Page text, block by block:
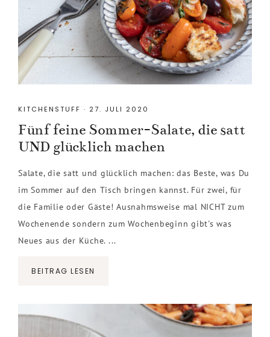
KITCHENSTUFF · 27. JULI 2020
Fünf feine Sommer-Salate, die satt
UND glücklich machen
Salate, die satt und glücklich machen: das Beste, was Du
im Sommer auf den Tisch bringen kannst. Für zwei, für
die Familie oder Gäste! Ausnahmsweise mal NICHT zum
Wochenende sondern zum Wochenbeginn gibt's was
Neues aus der Küche. ...
BEITRAG LESEN